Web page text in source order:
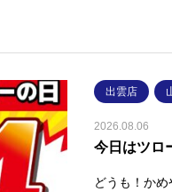
出雲店
2026.08.06
今日はツロ
どうも！か